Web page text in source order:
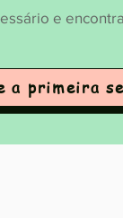
e
a primeira